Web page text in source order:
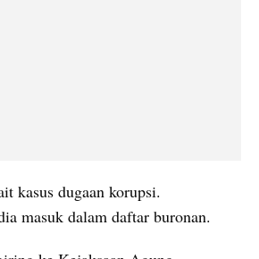
kasus dugaan korupsi.
masuk dalam daftar buronan.